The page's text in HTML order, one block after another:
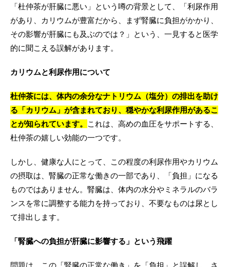
「杜仲茶が肝臓に悪い」という噂の背景として、「利尿作用
があり、カリウムが豊富だから、まず腎臓に負担がかかり、
その影響が肝臓にも及ぶのでは？」という、一見すると医学
的に聞こえる誤解があります。
カリウムと利尿作用について
杜仲茶には、体内の余分なナトリウム（塩分）の排出を助け
る「カリウム」が含まれており、穏やかな利尿作用があるこ
とが知られています。
これは、高めの血圧をサポートする、
杜仲茶の嬉しい効能の一つです。
しかし、健康な人にとって、この程度の利尿作用やカリウム
の摂取は、腎臓の正常な働きの一部であり、「負担」になる
ものではありません。腎臓は、体内の水分やミネラルのバラ
ンスを常に調整する能力を持っており、不要なものは尿とし
て排出します。
「腎臓への負担が肝臓に影響する」という飛躍
問題は、この「腎臓の正常な働き」を「負担」と誤解し、さ